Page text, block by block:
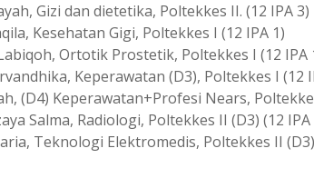
Gizi dan dietetika, Poltekkes II. (12 IPA 3)
Kesehatan Gigi, Poltekkes I (12 IPA 1)
Ortotik Prostetik, Poltekkes I (12 IPA
Keperawatan (D3), Poltekkes I (12
(D4) Keperawatan+Profesi Nears,
Salma, Radiologi, Poltekkes II (D3) (12 IPA
Teknologi Elektromedis, Poltekkes II